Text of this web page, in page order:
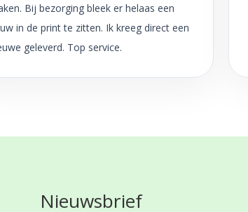
Bij bezorging bleek er helaas een
in de print te zitten. Ik kreeg direct een
geleverd. Top service.
Nieuwsbrief